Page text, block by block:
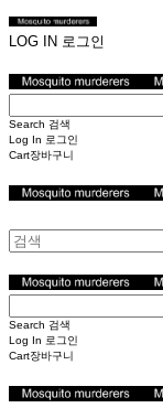
LOG IN 로그인
Search 검색
Log In 로그인
Cart장바구니
Search 검색
Log In 로그인
Cart장바구니